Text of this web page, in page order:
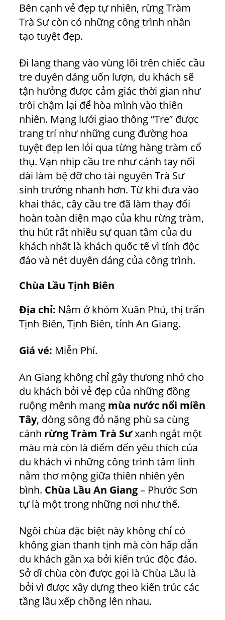
Bên cạnh vẻ đẹp tự nhiên, rừng Tràm
Trà Sư còn có những công trình nhân
tạo tuyệt đẹp.
Đi lang thang vào vùng lõi trên chiếc cầu
tre duyên dáng uốn lượn, du khách sẽ
tận hưởng được cảm giác thời gian như
trôi chậm lại để hòa mình vào thiên
nhiên. Mạng lưới giao thông “Tre” được
trang trí như những cung đường hoa
tuyệt đẹp len lỏi qua từng hàng tràm cổ
thụ. Vạn nhịp cầu tre như cánh tay nối
dài làm bệ đỡ cho tài nguyên Trà Sư
sinh trưởng nhanh hơn. Từ khi đưa vào
khai thác, cây cầu tre đã làm thay đổi
hoàn toàn diện mạo của khu rừng tràm,
thu hút rất nhiều sự quan tâm của du
khách nhất là khách quốc tế vì tính độc
đáo và nét duyên dáng của công trình.
Chùa Lầu Tịnh Biên
Địa chỉ: Nằm ở khóm Xuân Phú, thị trấn
Tịnh Biên, Tịnh Biên, tỉnh An Giang.
Giá vé: Miễn Phí.
An Giang không chỉ gây thương nhớ cho
du khách bởi vẻ đẹp của những đồng
ruộng mênh mang mùa nước nổi miền
Tây, dòng sông đỏ nặng phù sa cùng
cánh rừng Tràm Trà Sưxanh ngắt một
màu mà còn là điểm đến yêu thích của
du khách vì những công trình tâm linh
nằm thơ mộng giữa thiên nhiên yên
bình. Chùa Lầu An Giang– Phước Sơn
tự là một trong những nơi như thế.
Ngôi chùa đặc biệt này không chỉ có
không gian thanh tịnh mà còn hấp dẫn
du khách gần xa bởi kiến trúc độc đáo.
Sở dĩ chùa còn được gọi là Chùa Lầu là
bởi vì được xây dựng theo kiến trúc các
tầng lầu xếp chồng lên nhau.